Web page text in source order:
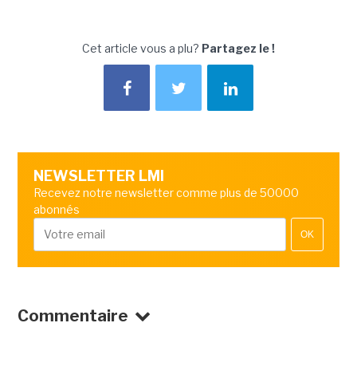
Cet article vous a plu? Partagez le !
NEWSLETTER LMI
Recevez notre newsletter comme plus de 50000
abonnés
OK
Commentaire